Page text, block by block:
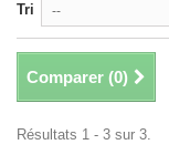
Tri --
Comparer (0)
Résultats 1 - 3 sur 3.